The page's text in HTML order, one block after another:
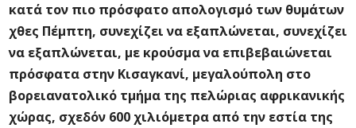
κατά τον πιο πρόσφατο απολογισμό των θυμάτων
χθες Πέμπτη, συνεχίζει να εξαπλώνεται, συνεχίζει
να εξαπλώνεται, με κρούσμα να επιβεβαιώνεται
πρόσφατα στην Κισαγκανί, μεγαλούπολη στο
βορειανατολικό τμήμα της πελώριας αφρικανικής
χώρας, σχεδόν 600 χιλιόμετρα από την εστία της